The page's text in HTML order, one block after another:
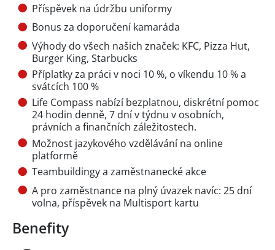
Příspěvek na údržbu uniformy
Bonus za doporučení kamaráda
Výhody do všech našich značek: KFC, Pizza Hut,
Burger King, Starbucks
Příplatky za práci v noci 10 %, o víkendu 10 % a
svátcích 100 %
Life Compass nabízí bezplatnou, diskrétní pomoc
24 hodin denně, 7 dní v týdnu v osobních,
právních a finančních záležitostech.
Možnost jazykového vzdělávání na online
platformě
Teambuildingy a zaměstnanecké akce
A pro zaměstnance na plný úvazek navíc: 25 dní
volna, příspěvek na Multisport kartu
Benefity